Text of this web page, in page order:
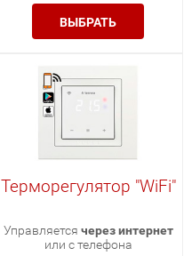
ВЫБРАТЬ
Терморегулятор "WiFi"
Управляется через интернет
или с телефона